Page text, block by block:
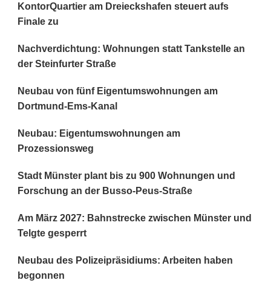
KontorQuartier am Dreieckshafen steuert aufs
Finale zu
Nachverdichtung: Wohnungen statt Tankstelle an
der Steinfurter Straße
Neubau von fünf Eigentumswohnungen am
Dortmund-Ems-Kanal
Neubau: Eigentumswohnungen am
Prozessionsweg
Stadt Münster plant bis zu 900 Wohnungen und
Forschung an der Busso-Peus-Straße
Am März 2027: Bahnstrecke zwischen Münster und
Telgte gesperrt
Neubau des Polizeipräsidiums: Arbeiten haben
begonnen